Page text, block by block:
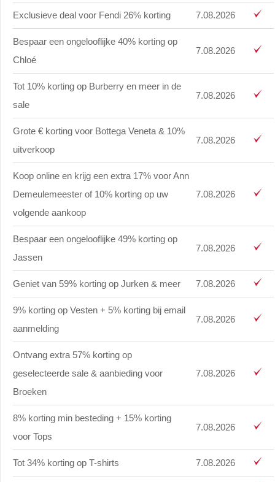
Exclusieve deal voor Fendi 26% korting 7.08.2026
Bespaar een ongelooflijke 40% korting op
Chloé
7.08.2026
Tot 10% korting op Burberry en meer in de
sale
7.08.2026
Grote € korting voor Bottega Veneta & 10%
uitverkoop
7.08.2026
Koop online en krijg een extra 17% voor Ann
Demeulemeester of 10% korting op uw
volgende aankoop
7.08.2026
Bespaar een ongelooflijke 49% korting op
Jassen
7.08.2026
Geniet van 59% korting op Jurken & meer 7.08.2026
9% korting op Vesten + 5% korting bij email
aanmelding
7.08.2026
Ontvang extra 57% korting op
geselecteerde sale & aanbieding voor
Broeken
7.08.2026
8% korting min besteding + 15% korting
voor Tops
7.08.2026
Tot 34% korting op T-shirts 7.08.2026